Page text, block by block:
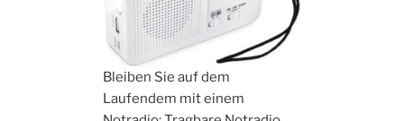
Bleiben Sie auf dem
Laufendem mit einem